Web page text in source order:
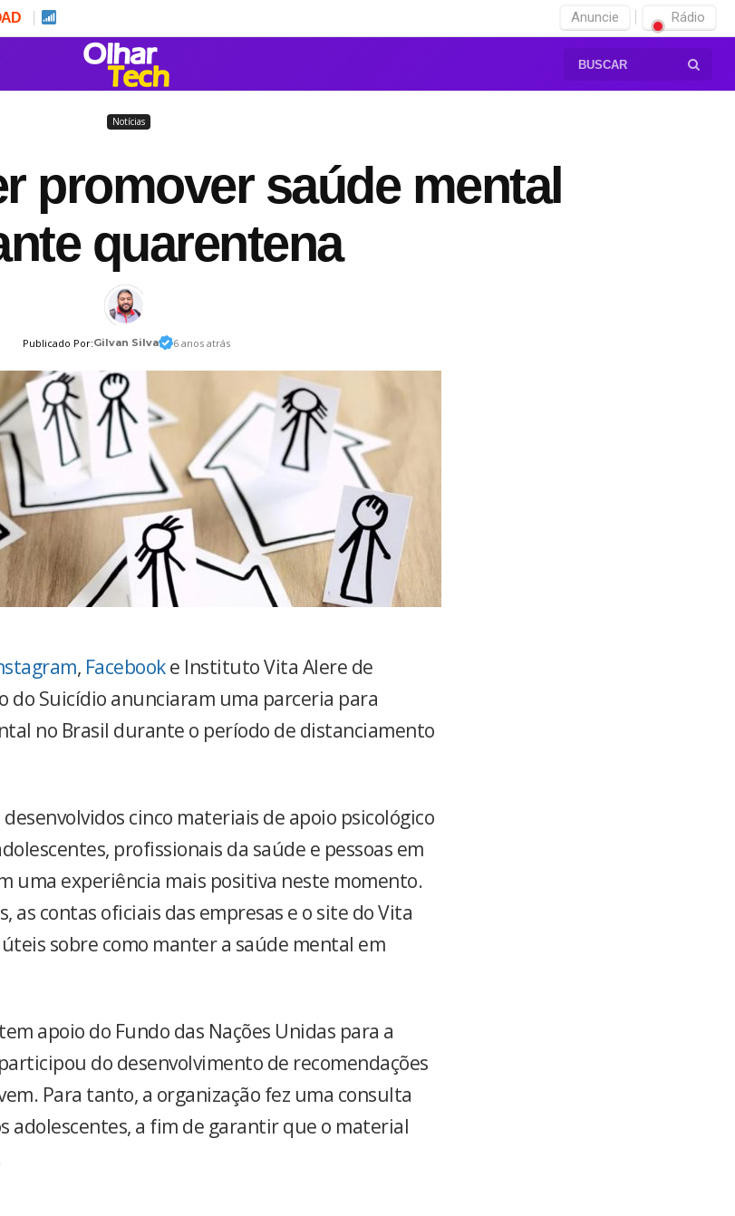
Notícias
promover saúde mental
quarentena
Publicado Por:Gilvan Silva 6 anos atrás
, Facebooke Instituto Vita Alere de
do Suicídio anunciaram uma parceria para
no Brasil durante o período de distanciamento
desenvolvidos cinco materiais de apoio psicológico
profissionais da saúde e pessoas em
uma experiência mais positiva neste momento.
as contas oficiais das empresas e o site do Vita
sobre como manter a saúde mental em
apoio do Fundo das Nações Unidas para a
do desenvolvimento de recomendações
Para tanto, a organização fez uma consulta
adolescentes, a fim de garantir que o material
Anuncie Rádio